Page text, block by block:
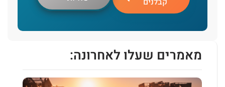
מאמרים שעלו לאחרונה: